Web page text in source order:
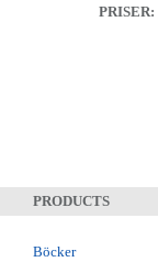
PRISER:
PRODUCTS
Böcker